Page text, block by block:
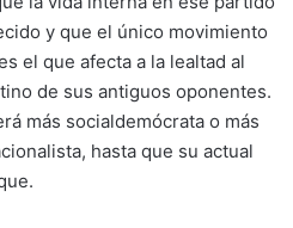
y que el único movimiento
el que afecta a la lealtad al
de sus antiguos oponentes.
más socialdemócrata o más
hasta que su actual